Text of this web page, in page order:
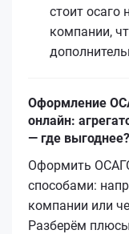
стоит осаго
компании,
Оформление
онлайн:
— где выгоднее?
Оформить
способами:
компании или
Разберём